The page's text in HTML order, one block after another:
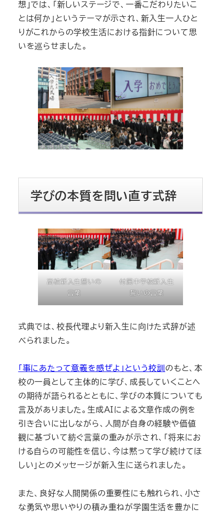
想」では、「新しいステージで、一番こだわりたいこ
とは何か」というテーマが示され、新入生一人ひと
りがこれからの学校生活における指針について思
いを巡らせました。
学びの本質を問い直す式辞
高校新入生誓いの
言葉
付属中学校新入生
誓いの言葉
式典では、校長代理より新入生に向けた式辞が述
べられました。
「事にあたって意義を感ぜよ」という校訓 のもと、本
校の一員として主体的に学び、成長していくことへ
の期待が語られるとともに、学びの本質についても
言及がありました。生成AIによる文章作成の例を
引き合いに出しながら、人間が自身の経験や価値
観に基づいて紡ぐ言葉の重みが示され、「将来にお
ける自らの可能性を信じ、今は黙って学び続けてほ
しい」とのメッセージが新入生に送られました。
また、良好な人間関係の重要性にも触れられ、小さ
な勇気や思いやりの積み重ねが学園生活を豊かに